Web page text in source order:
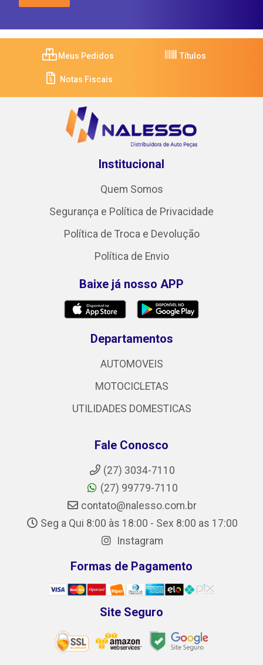
Meus Pedidos Títulos
Notas Fiscais
Institucional
Quem Somos
Segurança e Política de Privacidade
Política de Troca e Devolução
Política de Envio
Baixe já nosso APP
Departamentos
AUTOMOVEIS
MOTOCICLETAS
UTILIDADES DOMESTICAS
Fale Conosco
(27) 3034-7110
(27) 99779-7110
contato@nalesso.com.br
Seg a Qui 8:00 às 18:00 - Sex 8:00 as 17:00
Instagram
Formas de Pagamento
Site Seguro